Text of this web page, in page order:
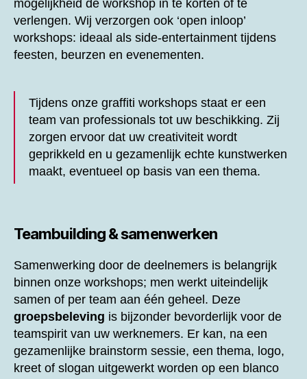
mogelijkheid de workshop in te korten of te
verlengen. Wij verzorgen ook ‘open inloop’
workshops: ideaal als side-entertainment tijdens
feesten, beurzen en evenementen.
Tijdens onze graffiti workshops staat er een
team van professionals tot uw beschikking. Zij
zorgen ervoor dat uw creativiteit wordt
geprikkeld en u gezamenlijk echte kunstwerken
maakt, eventueel op basis van een thema.
Teambuilding & samenwerken
Samenwerking door de deelnemers is belangrijk
binnen onze workshops; men werkt uiteindelijk
samen of per team aan één geheel. Deze
groepsbeleving is bijzonder bevorderlijk voor de
teamspirit van uw werknemers. Er kan, na een
gezamenlijke brainstorm sessie, een thema, logo,
kreet of slogan uitgewerkt worden op een blanco